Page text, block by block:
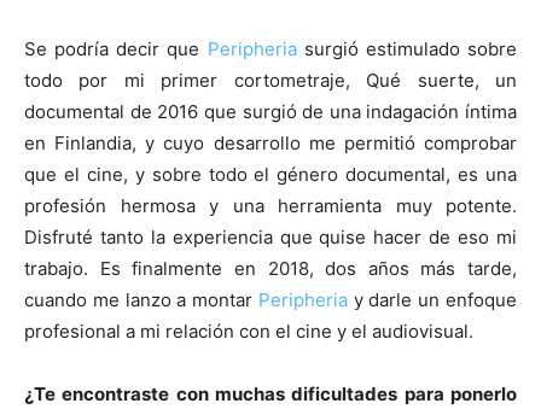
Se podría decir que Peripheriasurgió estimulado sobre
todo por mi primer cortometraje, Qué suerte, un
documental de 2016 que surgió de una indagación íntima
en Finlandia, y cuyo desarrollo me permitió comprobar
que el cine, y sobre todo el género documental, es una
profesión hermosa y una herramienta muy potente.
Disfruté tanto la experiencia que quise hacer de eso mi
trabajo. Es finalmente en 2018, dos años más tarde,
cuando me lanzo a montar Peripheriay darle un enfoque
profesional a mi relación con el cine y el audiovisual.
¿Te encontraste con muchas dificultades para ponerlo